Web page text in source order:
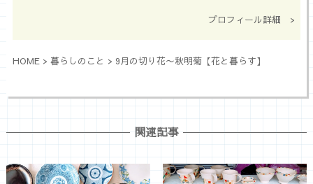
プロフィール詳細 >
HOME> 暮らしのこと > 9月の切り花〜秋明菊【花と暮らす】
関連記事